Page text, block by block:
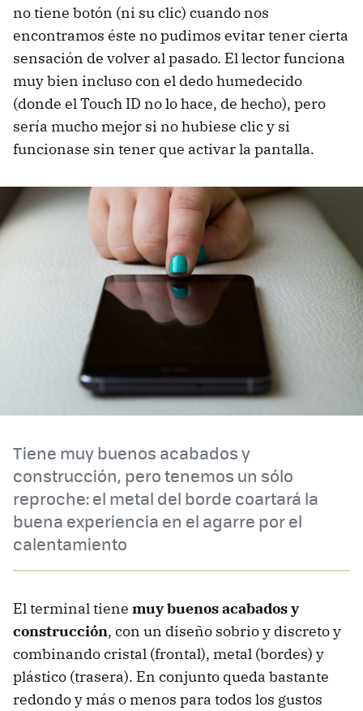
no tiene botón (ni su clic) cuando nos
encontramos éste no pudimos evitar tener cierta
sensación de volver al pasado. El lector funciona
muy bien incluso con el dedo humedecido
(donde el Touch ID no lo hace, de hecho), pero
sería mucho mejor si no hubiese clic y si
funcionase sin tener que activar la pantalla.
Tiene muy buenos acabados y
construcción, pero tenemos un sólo
reproche: el metal del borde coartará la
buena experiencia en el agarre por el
calentamiento
El terminal tiene muy buenos acabados y
construcción, con un diseño sobrio y discreto y
combinando cristal (frontal), metal (bordes) y
plástico (trasera). En conjunto queda bastante
redondo y más o menos para todos los gustos